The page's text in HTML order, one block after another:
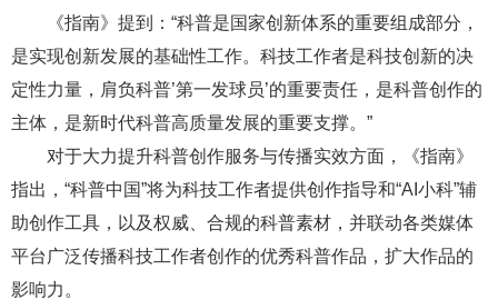
《指南》提到：“科普是国家创新体系的重要组成部分，
是实现创新发展的基础性工作。科技工作者是科技创新的决
定性力量，肩负科普’第一发球员’的重要责任，是科普创作的
主体，是新时代科普高质量发展的重要支撑。”
对于大力提升科普创作服务与传播实效方面，《指南》
指出，“科普中国”将为科技工作者提供创作指导和“AI小科”辅
助创作工具，以及权威、合规的科普素材，并联动各类媒体
平台广泛传播科技工作者创作的优秀科普作品，扩大作品的
影响力。